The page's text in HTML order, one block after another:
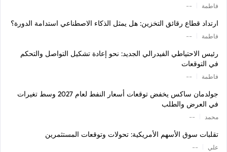
فاطمة --
ارتداد قطاع رقائق التخزين: هل يمثل الذكاء الاصطناعي استدامة الدورة؟
فاطمة --
رئيس الاحتياطي الفيدرالي الجديد: نحو إعادة تشكيل التواصل والتحكم
في التوقعات
فاطمة --
جولدمان ساكس يخفض توقعات أسعار النفط لعام 2027 وسط تغيرات
في العرض والطلب
محمد --
تقلبات سوق الأسهم الأمريكية: تحولات وتوقعات المستثمرين
علي --